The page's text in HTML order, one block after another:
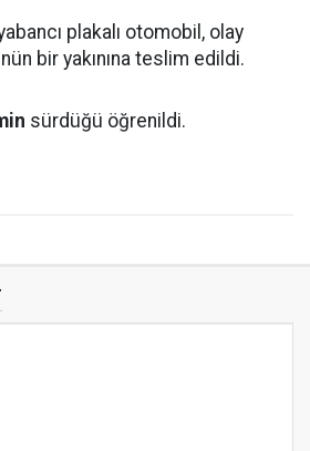
plakalı otomobil, olay
bir yakınına teslim edildi.
sürdüğü öğrenildi.